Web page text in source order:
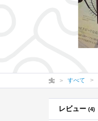
すべて
レビュー (4)